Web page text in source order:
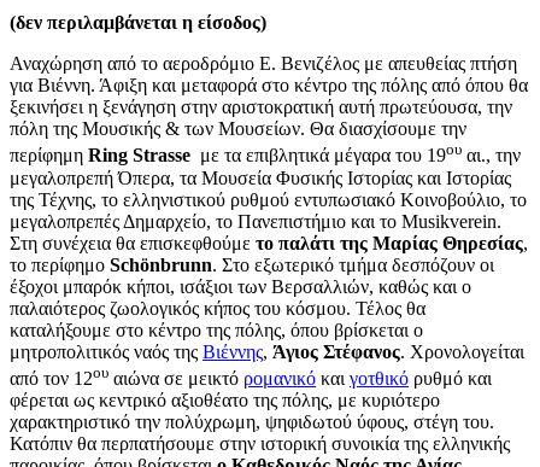
(δεν περιλαμβάνεται η είσοδος)
Αναχώρηση από το αεροδρόμιο Ε. Βενιζέλος με απευθείας πτήση
για Βιέννη. Άφιξη και μεταφορά στο κέντρο της πόλης από όπου θα
ξεκινήσει η ξενάγηση στην αριστοκρατική αυτή πρωτεύουσα, την
πόλη της Μουσικής & των Μουσείων. Θα διασχίσουμε την
περίφημη Ring Strasse με τα επιβλητικά μέγαρα του 19ου αι., την
μεγαλοπρεπή Όπερα, τα Μουσεία Φυσικής Ιστορίας και Ιστορίας
της Τέχνης, το ελληνιστικού ρυθμού εντυπωσιακό Κοινοβούλιο, το
μεγαλοπρεπές Δημαρχείο, το Πανεπιστήμιο και το Musikverein.
Στη συνέχεια θα επισκεφθούμε το παλάτι της Μαρίας Θηρεσίας,
το περίφημο Schönbrunn. Στο εξωτερικό τμήμα δεσπόζουν οι
έξοχοι μπαρόκ κήποι, ισάξιοι των Βερσαλλιών, καθώς και ο
παλαιότερος ζωολογικός κήπος του κόσμου. Τέλος θα
καταλήξουμε στο κέντρο της πόλης, όπου βρίσκεται ο
μητροπολιτικός ναός της Βιέννης, Άγιος Στέφανος. Χρονολογείται
από τον 12ου αιώνα σε μεικτό ρομανικό και γοτθικό ρυθμό και
φέρεται ως κεντρικό αξιοθέατο της πόλης, με κυριότερο
χαρακτηριστικό την πολύχρωμη, ψηφιδωτού ύφους, στέγη του.
Κατόπιν θα περπατήσουμε στην ιστορική συνοικία της ελληνικής